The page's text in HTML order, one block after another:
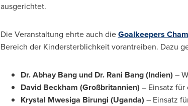
ausgerichtet.
Die Veranstaltung ehrte auch dieGoalkeepers
Bereich der Kindersterblichkeit vorantreiben. Dazu
Dr.Abhay Bangund Dr. Rani Bang (Indien) –
David Beckham (Großbritannien) – Einsatz
Krystal Mwesiga Birungi (Uganda) – Einsatz